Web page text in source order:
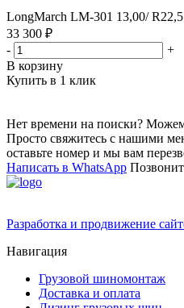
LongMarch LM-301 13,00/
33 300 ₽
-
+
В корзину
Купить в 1 клик
Нет времени на поиски?
Просто свяжитесь с нашими
оставьте номер и мы вам
Написать в WhatsApp
Разработка и продвижение
Навигация
Грузовой шиномонтаж
Доставка и оплата